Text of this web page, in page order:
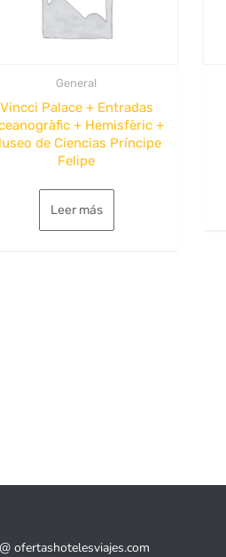
General
Vincci Palace + Entradas
+ Hemisfèric +
de Ciencias Príncipe
Felipe
Leer más
ofertashotelesviajes.com